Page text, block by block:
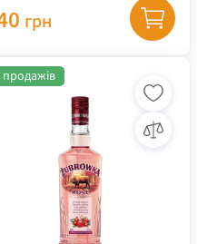
грн